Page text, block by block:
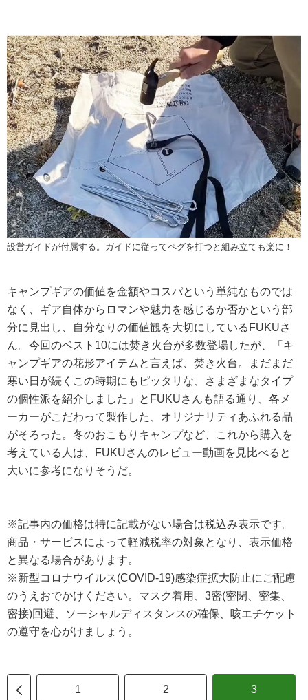
設営ガイドが付属する。ガイドに従ってペグを打つと組み立ても楽に！
キャンプギアの価値を金額やコスパという単純なものでは
なく、ギア自体からロマンや魅力を感じるか否かという部
分に見出し、自分なりの価値観を大切にしているFUKUさ
ん。今回のベスト10には焚き火台が多数登場したが、「キ
ャンプギアの花形アイテムと言えば、焚き火台。まだまだ
寒い日が続くこの時期にもピッタリな、さまざまなタイプ
の個性派を紹介しました」とFUKUさんも語る通り、各メ
ーカーがこだわって製作した、オリジナリティあふれる品
がそろった。冬のおこもりキャンプなど、これから購入を
考えている人は、FUKUさんのレビュー動画を見比べると
大いに参考になりそうだ。
※記事内の価格は特に記載がない場合は税込み表示です。
商品・サービスによって軽減税率の対象となり、表示価格
と異なる場合があります。
※新型コロナウイルス(COVID-19)感染症拡大防止にご配慮
のうえおでかけください。マスク着用、3密(密閉、密集、
密接)回避、ソーシャルディスタンスの確保、咳エチケット
の遵守を心がけましょう。
1 2 3